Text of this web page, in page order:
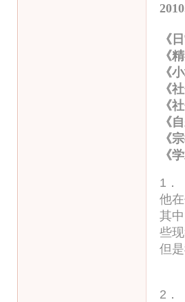
《
《
《
1．
他
其
些
但
2．